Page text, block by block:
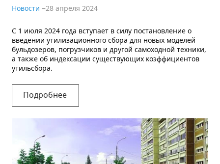
Новости 28 апреля 2024
С 1 июля 2024 года вступает в силу постановление о
введении утилизационного сбора для новых моделей
бульдозеров, погрузчиков и другой самоходной техники,
а также об индексации существующих коэффициентов
утильсбора.
Подробнее